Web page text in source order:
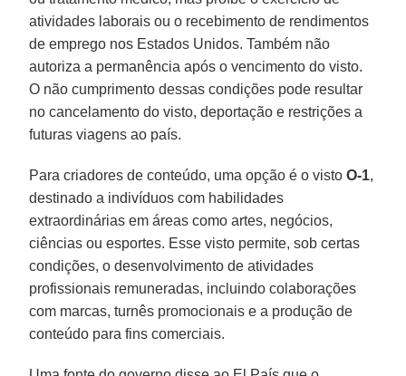
atividades laborais ou o recebimento de rendimentos
de emprego nos Estados Unidos. Também não
autoriza a permanência após o vencimento do visto.
O não cumprimento dessas condições pode resultar
no cancelamento do visto, deportação e restrições a
futuras viagens ao país.
Para criadores de conteúdo, uma opção é o vistoO-1,
destinado a indivíduos com habilidades
extraordinárias em áreas como artes, negócios,
ciências ou esportes. Esse visto permite, sob certas
condições, o desenvolvimento de atividades
profissionais remuneradas, incluindo colaborações
com marcas, turnês promocionais e a produção de
conteúdo para fins comerciais.